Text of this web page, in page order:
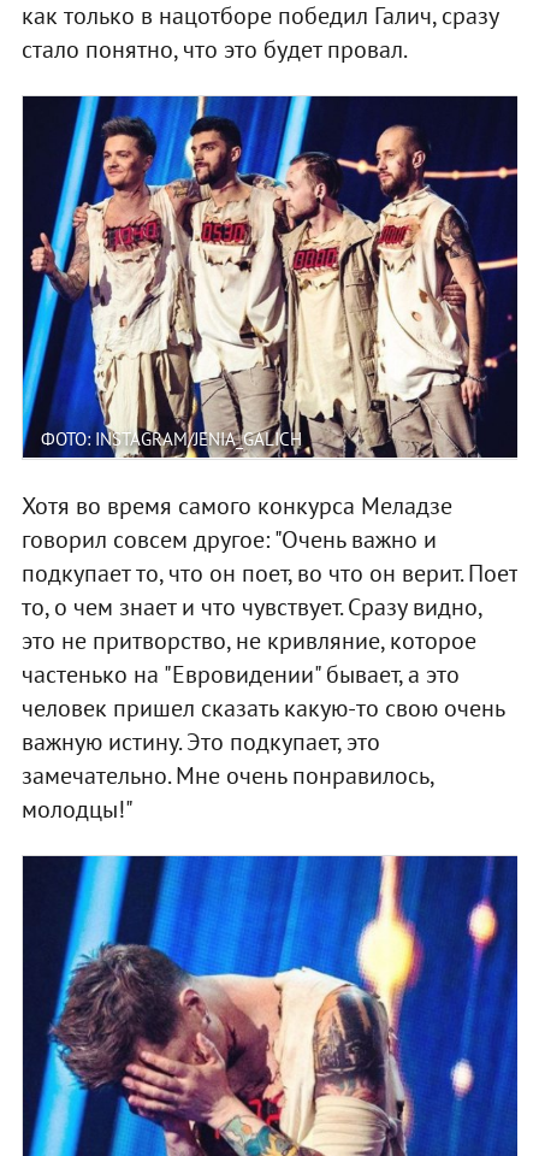
как только в нацотборе победил Галич, сразу
стало понятно, что это будет провал.
ФОТО: INSTAGRAM/JENIA_GALICH
Хотя во время самого конкурса Меладзе
говорил совсем другое: "Очень важно и
подкупает то, что он поет, во что он верит. Поет
то, о чем знает и что чувствует. Сразу видно,
это не притворство, не кривляние, которое
частенько на "Евровидении" бывает, а это
человек пришел сказать какую-то свою очень
важную истину. Это подкупает, это
замечательно. Мне очень понравилось,
молодцы!"